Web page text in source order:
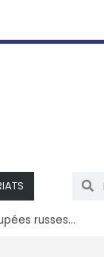
russes…